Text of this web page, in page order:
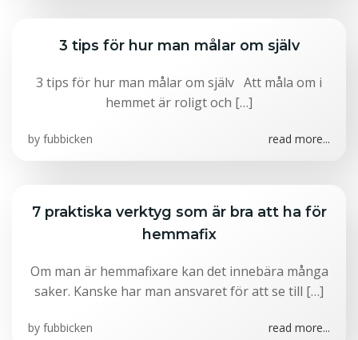
3 tips för hur man målar om själv
3 tips för hur man målar om själv Att måla om i
hemmet är roligt och […]
by fubbicken read more...
7 praktiska verktyg som är bra att ha för
hemmafix
Om man är hemmafixare kan det innebära många
saker. Kanske har man ansvaret för att se till […]
by fubbicken read more...